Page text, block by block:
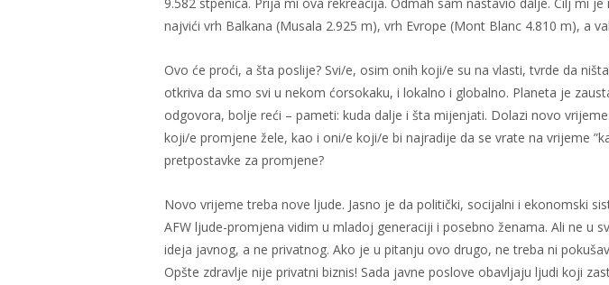
najvići vrh Balkana (Musala 2.925 m), vrh Evrope (Mont Blanc 4.810 m), a
Ovo će proći, a šta poslije? Svi/e, osim onih koji/e su na vlasti, tvrde da
otkriva da smo svi u nekom ćorsokaku, i lokalno i globalno. Planeta je
odgovora, bolje reći – pameti: kuda dalje i šta mijenjati. Dolazi novo
koji/e promjene žele, kao i oni/e koji/e bi najradije da se vrate na vrijeme
pretpostavke za promjene?
Novo vrijeme treba nove ljude. Jasno je da politički, socijalni i ekonomski
AFW ljude-promjena vidim u mladoj generaciji i posebno ženama. Ali ne
ideja javnog, a ne privatnog. Ako je u pitanju ovo drugo, ne treba ni
Opšte zdravlje nije privatni biznis! Sada javne poslove obavljaju ljudi koji